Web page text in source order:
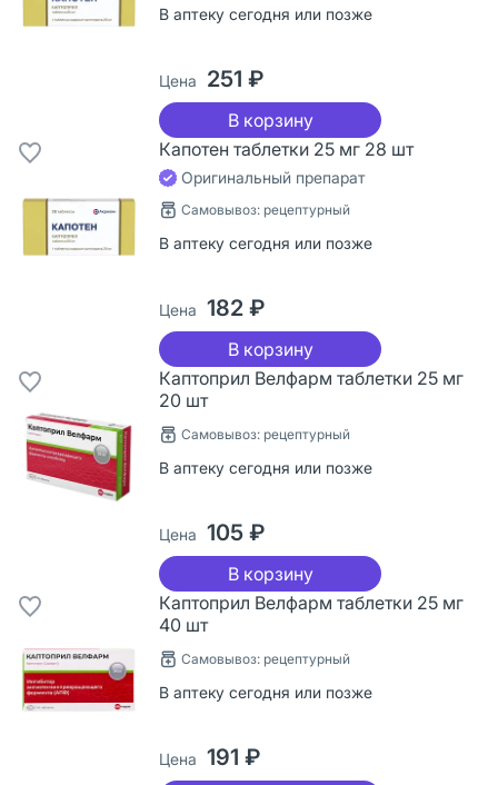
В аптеку сегодня или позже
Цена 251 ₽
В корзину
Капотен таблетки 25 мг 28 шт
Оригинальный препарат
Самовывоз: рецептурный
В аптеку сегодня или позже
Цена 182 ₽
В корзину
Каптоприл Велфарм таблетки 25 мг
20 шт
Самовывоз: рецептурный
В аптеку сегодня или позже
Цена 105 ₽
В корзину
Каптоприл Велфарм таблетки 25 мг
40 шт
Самовывоз: рецептурный
В аптеку сегодня или позже
Цена 191 ₽